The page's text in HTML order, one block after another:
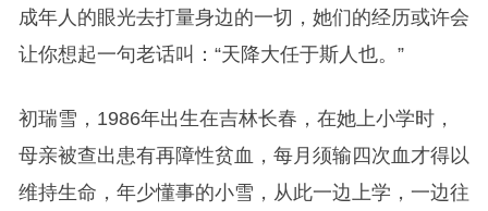
成年人的眼光去打量身边的一切，她们的经历或许会
让你想起一句老话叫：“天降大任于斯人也。”
初瑞雪，1986年出生在吉林长春，在她上小学时，
母亲被查出患有再障性贫血，每月须输四次血才得以
维持生命，年少懂事的小雪，从此一边上学，一边往